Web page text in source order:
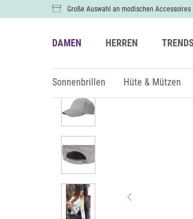
Große Auswahl an modischen Accessoires
DAMEN HERREN TRENDS
Sonnenbrillen Hüte & Mützen